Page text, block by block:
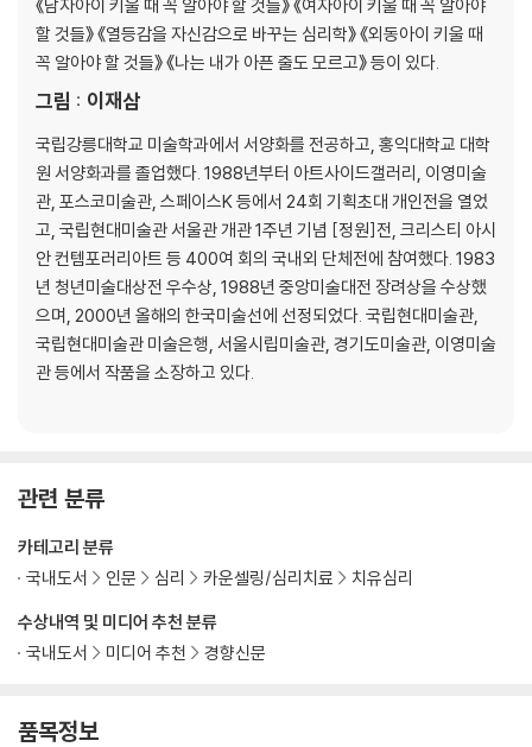
《남자아이 키울 때 꼭 알아야 할 것들》 《여자아이 키울 때 꼭 알아야
할 것들》 《열등감을 자신감으로 바꾸는 심리학》 《외동아이 키울 때
꼭 알아야 할 것들》 《나는 내가 아픈 줄도 모르고》 등이 있다.
그림 : 이재삼
국립강릉대학교 미술학과에서 서양화를 전공하고, 홍익대학교 대학
원 서양화과를 졸업했다. 1988년부터 아트사이드갤러리, 이영미술
관, 포스코미술관, 스페이스K 등에서 24회 기획초대 개인전을 열었
고, 국립현대미술관 서울관 개관 1주년 기념 [정원]전, 크리스티 아시
안 컨템포러리아트 등 400여 회의 국내외 단체전에 참여했다. 1983
년 청년미술대상전 우수상, 1988년 중앙미술대전 장려상을 수상했
으며, 2000년 올해의 한국미술선에 선정되었다. 국립현대미술관,
국립현대미술관 미술은행, 서울시립미술관, 경기도미술관, 이영미술
관 등에서 작품을 소장하고 있다.
관련 분류
수상내역 및 미디어 추천 분류
국내도서
미디어 추천 경향신문
카테고리 분류
국내도서
인문 심리 카운셀링/심리치료 치유심리
품목정보